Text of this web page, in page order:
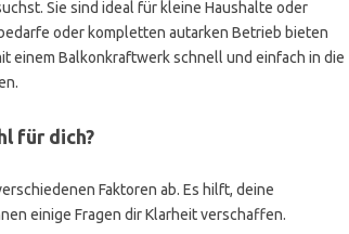
Sie sind ideal für kleine Haushalte oder
oder kompletten autarken Betrieb bieten
einem Balkonkraftwerk schnell und einfach in die
für dich?
Faktoren ab. Es hilft, deine
einige Fragen dir Klarheit verschaffen.